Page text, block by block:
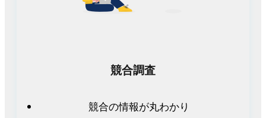
競合調査
競合の情報が丸わかり